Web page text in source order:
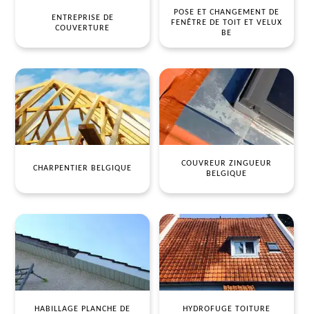
ENTREPRISE DE
COUVERTURE
POSE ET CHANGEMENT DE
FENÊTRE DE TOIT ET VELUX
BE
CHARPENTIER BELGIQUE
COUVREUR ZINGUEUR
BELGIQUE
HABILLAGE PLANCHE DE
HYDROFUGE TOITURE